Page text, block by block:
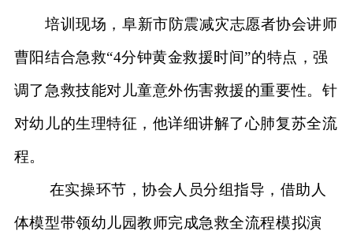
培训现场，阜新市防震减灾志愿者协会讲师
曹阳结合急救“4分钟黄金救援时间”的特点，强
调了急救技能对儿童意外伤害救援的重要性。针
对幼儿的生理特征，他详细讲解了心肺复苏全流
程。
在实操环节，协会人员分组指导，借助人
体模型带领幼儿园教师完成急救全流程模拟演